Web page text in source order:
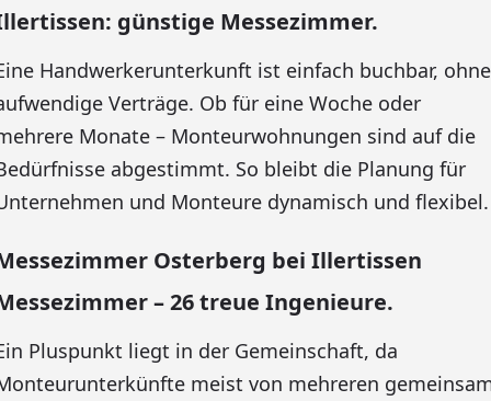
günstige Messezimmer.
Handwerkerunterkunft ist einfach buchbar, ohne
Verträge. Ob für eine Woche oder
Monate – Monteurwohnungen sind auf die
abgestimmt. So bleibt die Planung für
und Monteure dynamisch und flexibel.
Osterberg bei Illertissen
– 26 treue Ingenieure.
Pluspunkt liegt in der Gemeinschaft, da
meist von mehreren